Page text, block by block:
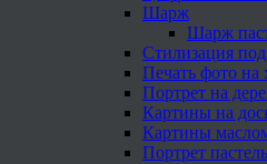
Шарж
Шарж
Стилизация
Печать фото на
Портрет на
Картины на
Картины
Портрет